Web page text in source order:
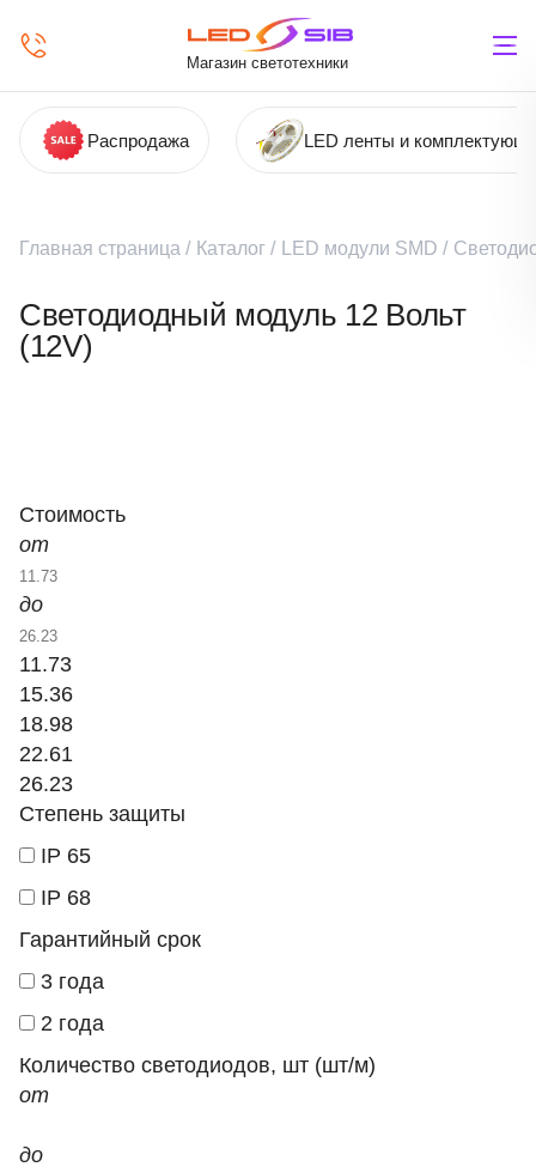
Магазин светотехники
Распродажа LED ленты и
Главная страница / Каталог / LED модули SMD /
Светодиодный модуль 12 Вольт
(12V)
Стоимость
от
до
11.73
15.36
18.98
22.61
26.23
Степень защиты
IP 65
IP 68
Гарантийный срок
3 года
2 года
Количество светодиодов, шт (шт/м)
от
до